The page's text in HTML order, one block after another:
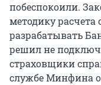
побеспокоили.
методику расчета
разрабатывать
решил не
страховщики
службе Минфина